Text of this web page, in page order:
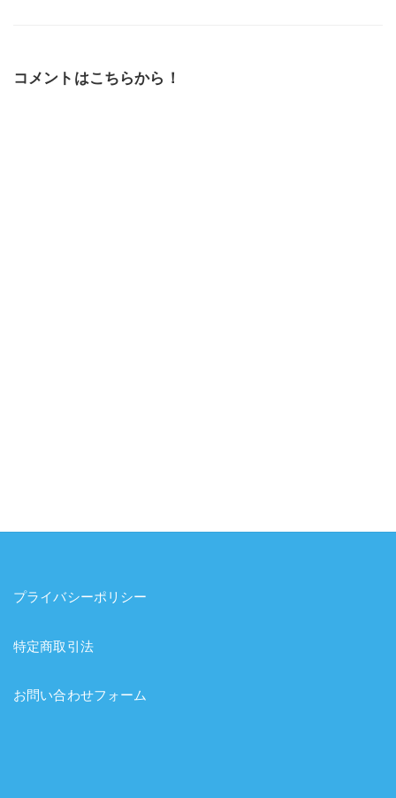
コメントはこちらから！
プライバシーポリシー
特定商取引法
お問い合わせフォーム